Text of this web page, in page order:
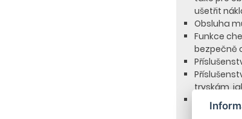
ušetřit
Obsluha
Funkce
bezpečně
tryskám,
Kabel je
přístroji,